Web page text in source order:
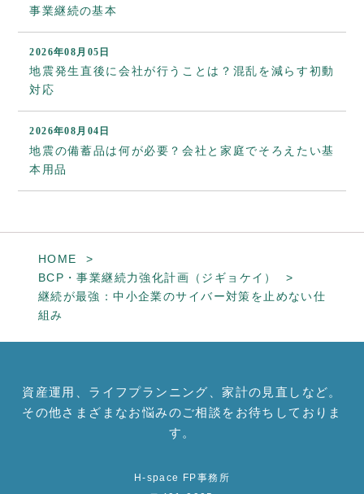
事業継続の基本
2026年08月05日
地震発生直後に会社が行うことは？混乱を減らす初動
対応
2026年08月04日
地震の備蓄品は何が必要？会社と家庭でそろえたい基
本用品
HOME
BCP・事業継続力強化計画（ジギョケイ）
継続が最強：中小企業のサイバー対策を止めない仕
組み
資産運用、ライフプランニング、家計の見直しなど。
その他さまざまなお悩みのご相談をお待ちしておりま
す。
H-space FP事務所